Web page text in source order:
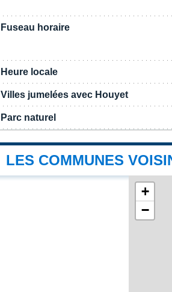
Fuseau horaire
Heure locale
Villes jumelées avec Houyet
Parc naturel
LES COMMUNES
+
−